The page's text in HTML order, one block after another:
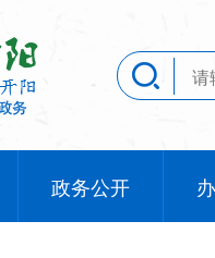
政务公开